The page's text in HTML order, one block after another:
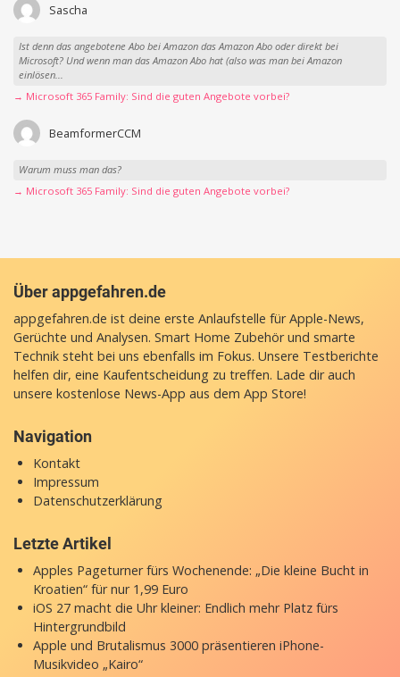
Sascha
Ist denn das angebotene Abo bei Amazon das Amazon Abo oder direkt bei
Microsoft? Und wenn man das Amazon Abo hat (also was man bei Amazon
einlösen...
→ Microsoft 365 Family: Sind die guten Angebote vorbei?
BeamformerCCM
Warum muss man das?
→ Microsoft 365 Family: Sind die guten Angebote vorbei?
Über appgefahren.de
appgefahren.de ist deine erste Anlaufstelle für Apple-News,
Gerüchte und Analysen. Smart Home Zubehör und smarte
Technik steht bei uns ebenfalls im Fokus. Unsere Testberichte
helfen dir, eine Kaufentscheidung zu treffen. Lade dir auch
unsere kostenlose News-App aus dem App Store!
Navigation
Kontakt
Impressum
Datenschutzerklärung
Letzte Artikel
Apples Pageturner fürs Wochenende: „Die kleine Bucht in
Kroatien“ für nur 1,99 Euro
iOS 27 macht die Uhr kleiner: Endlich mehr Platz fürs
Hintergrundbild
Apple und Brutalismus 3000 präsentieren iPhone-
Musikvideo „Kairo“